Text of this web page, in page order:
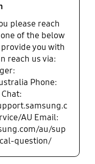
please reach
of the below
you with
reach us via:
Phone:
AU Email:
au/sup
question/